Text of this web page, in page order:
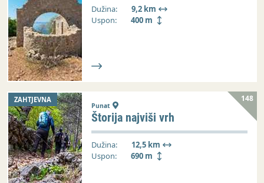
Dužina:
9,2 km
Uspon:
400 m
ZAHTJEVNA 148
Punat
Štorija najviši vrh
Dužina:
12,5 km
Uspon:
690 m